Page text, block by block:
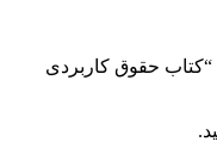
“کتاب حقوق کاربردی